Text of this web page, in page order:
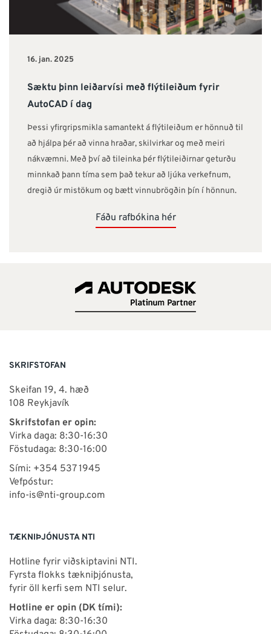
16. jan. 2025
Sæktu þinn leiðarvísi með flýtileiðum fyrir
AutoCAD í dag
Þessi yfirgripsmikla samantekt á flýtileiðum er hönnuð til
að hjálpa þér að vinna hraðar, skilvirkar og með meiri
nákvæmni. Með því að tileinka þér flýtileiðirnar geturðu
minnkað þann tíma sem það tekur að ljúka verkefnum,
dregið úr mistökum og bætt vinnubrögðin þín í hönnun.
Fáðu rafbókina hér
SKRIFSTOFAN
Skeifan 19, 4. hæð
108 Reykjavík
Skrifstofan er opin:
Virka daga: 8:30-16:30
Föstudaga: 8:30-16:00
Sími: +354 537 1945
Vefpóstur:
info-is@nti-group.com
TÆKNIÞJÓNUSTA NTI
Hotline fyrir viðskiptavini NTI.
Fyrsta flokks tækniþjónusta,
fyrir öll kerfi sem NTI selur.
Hotline er opin (DK tími):
Virka daga: 8:30-16:30